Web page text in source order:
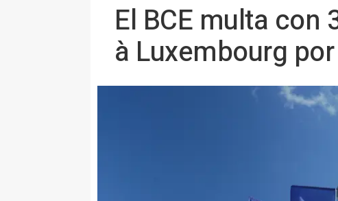
El BCE multa
à Luxembourg